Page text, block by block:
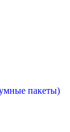
пакеты)